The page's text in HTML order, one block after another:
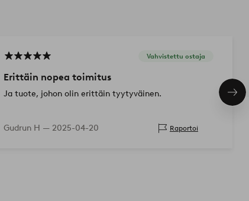
Vahvistettu ostaja
Erittäin nopea toimitus
Ja tuote, johon olin erittäin tyytyväinen.
Gudrun H — 2025-04-20 Raportoi